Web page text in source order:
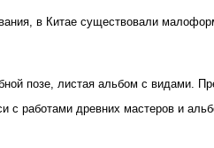
в Китае существовали
позе, листая альбом с видами.
с работами древних мастеров и